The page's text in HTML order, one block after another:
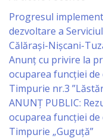
Serviciul
Juridic
Serviciul
în
Progresul
dezvoltare a
Călărași-Nișcani-
Anunț cu privire la
ocuparea funcţiei
Timpurie nr.3
ANUNȚ PUBLIC:
ocuparea funcției
Timpurie „Guguță”